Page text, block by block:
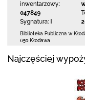
inwentarzowy:
047849
Sygnatura:
Biblioteka Publiczna w
650 Kłodawa
Najczęściej